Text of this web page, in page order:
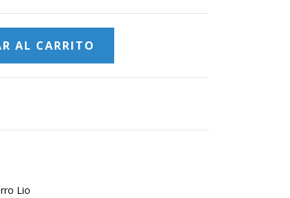
Lio